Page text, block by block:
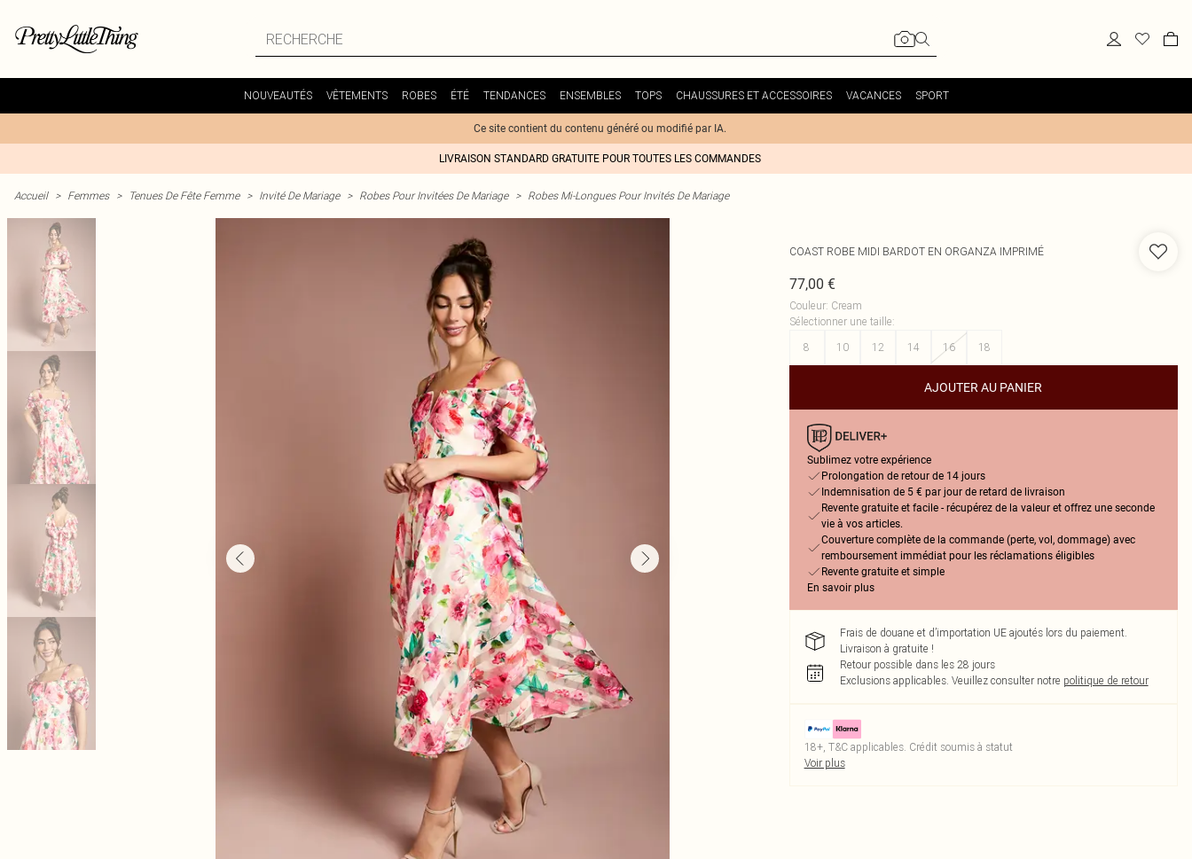
NOUVEAUTÉS VÊTEMENTS ROBES ÉTÉ TENDANCES ENSEMBLES TOPS CHAUSSURES ET ACCESSOIRES VACANCES SPORT
Ce site contient du contenu généré ou modifié par IA.
LIVRAISON STANDARD GRATUITE POUR TOUTES LES COMMANDES
Accueil > Femmes > Tenues De Fête Femme > Invité De Mariage > Robes Pour Invitées De Mariage > Robes Mi-Longues Pour Invités De Mariage
COAST ROBE MIDI BARDOT EN ORGANZA IMPRIMÉ
77,00 €
Couleur: Cream
Sélectionner une taille:
8
10 12 14 16 18
AJOUTER AU PANIER
Sublimez votre expérience
Prolongation de retour de 14 jours
Indemnisation de 5 € par jour de retard de livraison
Revente gratuite et facile - récupérez de la valeur et offrez une seconde
vie à vos articles.
Couverture complète de la commande (perte, vol, dommage) avec
remboursement immédiat pour les réclamations éligibles
Revente gratuite et simple
En savoir plus
Frais de douane et d’importation UE ajoutés lors du paiement.
Livraison à gratuite !
Retour possible dans les 28 jours
Exclusions applicables. Veuillez consulter notre politique de retour
18+, T&C applicables. Crédit soumis à statut
Voir plus